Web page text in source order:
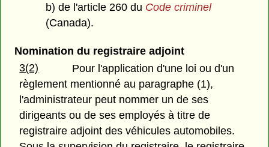
b) de l'article 260 du Code criminel
(Canada).
Nomination du registraire adjoint
3(2)
Pour l'application d'une loi ou d'un
règlement mentionné au paragraphe (1),
l'administrateur peut nommer un de ses
dirigeants ou de ses employés à titre de
registraire adjoint des véhicules automobiles.